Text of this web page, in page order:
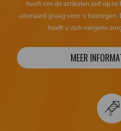
heeft om de artikelen zelf op te
uiteraard graag voor u bezorgen.
hoeft u zich nergens
MEER